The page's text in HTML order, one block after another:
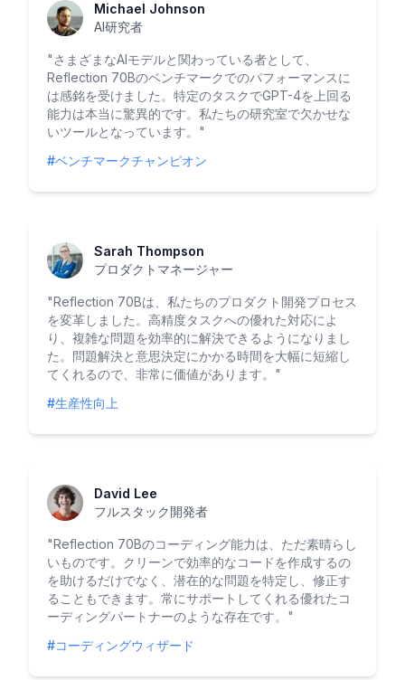
Michael Johnson
AI研究者
" さまざまなAIモデルと関わっている者として、
Reflection 70Bのベンチマークでのパフォーマンスに
は感銘を受けました。特定のタスクでGPT-4を上回る
能力は本当に驚異的です。私たちの研究室で欠かせな
いツールとなっています。 "
#ベンチマークチャンピオン
Sarah Thompson
プロダクトマネージャー
"Reflection 70Bは、私たちのプロダクト開発プロセス
を変革しました。高精度タスクへの優れた対応によ
り、複雑な問題を効率的に解決できるようになりまし
た。問題解決と意思決定にかかる時間を大幅に短縮し
てくれるので、非常に価値があります。 "
#生産性向上
David Lee
フルスタック開発者
"Reflection 70Bのコーディング能力は、ただ素晴らし
いものです。クリーンで効率的なコードを作成するの
を助けるだけでなく、潜在的な問題を特定し、修正す
ることもできます。常にサポートしてくれる優れたコ
ーディングパートナーのような存在です。 "
#コーディングウィザード